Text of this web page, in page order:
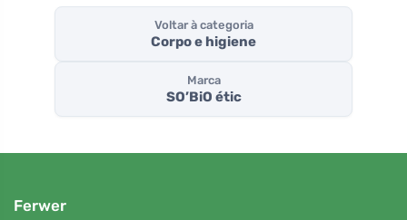
Voltar à categoria
Corpo e higiene
Marca
SO’BiO étic
Ferwer